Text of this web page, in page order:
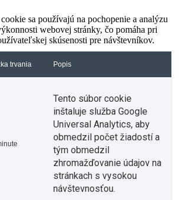
sa používajú na pochopenie a analýzu
webovej stránky, čo pomáha pri
skúsenosti pre návštevníkov.
trvania Popis
Tento súbor cookie
inštaluje služba Google
Universal Analytics, aby
obmedzil počet žiadostí a
tým obmedzil
zhromažďovanie údajov na
stránkach s vysokou
návštevnosťou.